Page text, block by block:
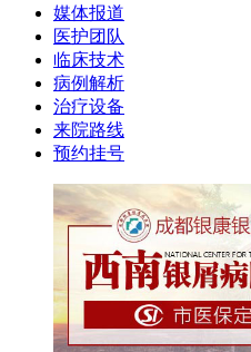
媒体报道
医护团队
临床技术
病例解析
治疗设备
来院路线
预约挂号